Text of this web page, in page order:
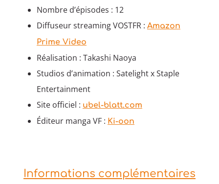
Nombre d’épisodes : 12
Diffuseur streaming VOSTFR : Amazon
Prime Video
Réalisation : Takashi Naoya
Studios d’animation : Satelight x Staple
Entertainment
Site officiel : ubel-blatt.com
Éditeur manga VF : Ki-oon
Informations complémentaires